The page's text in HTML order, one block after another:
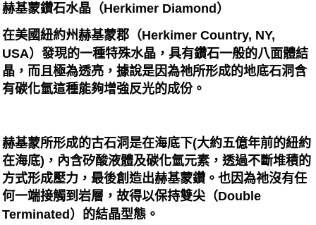
赫基蒙鑽石水晶（Herkimer Diamond）
在美國紐約州赫基蒙郡（Herkimer Country, NY,
USA）發現的一種特殊水晶，具有鑽石一般的八面體結
晶，而且極為透亮，據說是因為祂所形成的地底石洞含
有碳化氫這種能夠增強反光的成份。
赫基蒙所形成的古石洞是在海底下(大約五億年前的紐約
在海底)，內含矽酸液體及碳化氫元素，透過不斷堆積的
方式形成壓力，最後創造出赫基蒙鑽。也因為祂沒有任
何一端接觸到岩層，故得以保持雙尖（Double
Terminated）的結晶型態。